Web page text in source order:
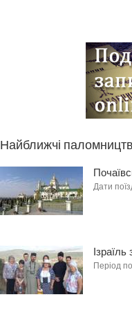
Найближчі
Дати
Період